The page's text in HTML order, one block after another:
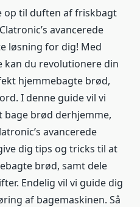
op til duften af friskbagt
avancerede
løsning for dig! Med
kan du revolutionere din
hjemmebagte brød,
I denne guide vil vi
brød derhjemme,
avancerede
dig tips og tricks til at
brød, samt dele
Endelig vil vi guide dig
af bagemaskinen. Så